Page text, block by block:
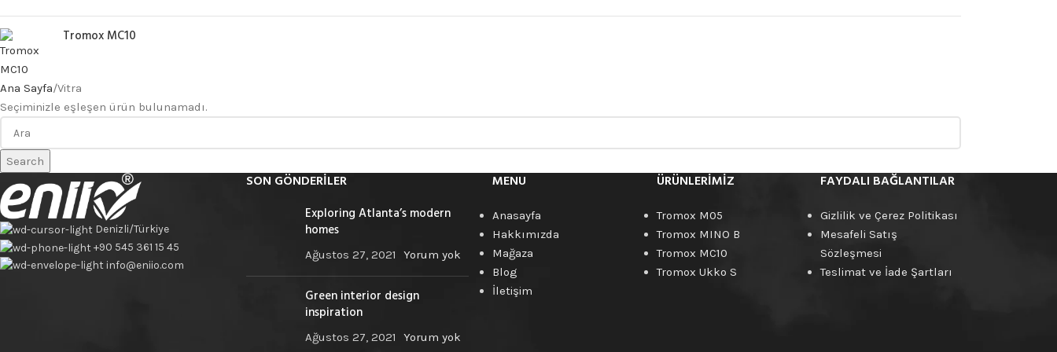
Tromox MC10
Ana Sayfa Vitra
Seçiminizle eşleşen ürün bulunamadı.
Search
Denizli/Türkiye
+90 545 361 15 45
info@eniio.com
SON GÖNDERILER
Exploring Atlanta’s modern
homes
Ağustos 27, 2021 Yorum yok
Green interior design
inspiration
Ağustos 27, 2021 Yorum yok
MENU
Anasayfa
Hakkımızda
Mağaza
Blog
İletişim
ÜRÜNLERIMIZ
Tromox M05
Tromox MINO B
Tromox MC10
Tromox Ukko S
FAYDALI BAĞLANTILAR
Gizlilik ve Çerez Politikası
Mesafeli Satış
Sözleşmesi
Teslimat ve İade Şartları